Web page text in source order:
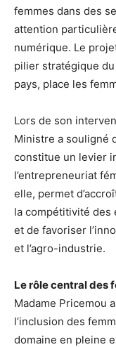
femmes dans des
attention
numérique. Le
pilier stratégique
pays, place les
Lors de son
Ministre a souligné
constitue un levier
l’entrepreneuriat
elle, permet
la compétitivité des
et de favoriser
et l’agro-industrie.
Le rôle central des
Madame Pricemou
l’inclusion des
domaine en pleine